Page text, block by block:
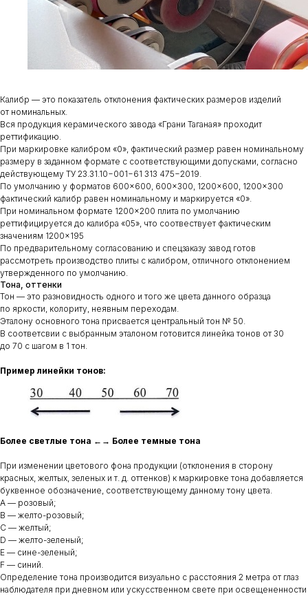
Калибр — это показатель отклонения фактических размеров изделий
от номинальных.
Вся продукция керамического завода «Грани Таганая» проходит
реттификацию.
При маркировке калибром «0», фактический размер равен номинальному
размеру в заданном формате с соответствующими допусками, согласно
действующему ТУ 23.31.10−001−61 313 475−2019.
По умолчанию у форматов 600×600, 600×300, 1200×600, 1200×300
фактический калибр равен номинальному и маркируется «0».
При номинальном формате 1200×200 плита по умолчанию
реттифицируется до калибра «05», что соотвествует фактическим
значениям 1200×195
По предварительному согласованию и спецзаказу завод готов
рассмотреть производство плиты с калибром, отличного отклонением
утвержденного по умолчанию.
Тона, оттенки
Тон — это разновидность одного и того же цвета данного образца
по яркости, колориту, неявным переходам.
Эталону основного тона присвается центральный тон № 50.
В соответсвии с выбранным эталоном готовится линейка тонов от 30
до 70 с шагом в 1 тон.
Пример линейки тонов:
Более светлые тона ←→ Более темные тона
При изменении цветового фона продукции (отклонения в сторону
красных, желтых, зеленых и т. д. оттенков) к маркировке тона добавляется
буквенное обозначение, соответствующему данному тону цвета.
A — розовый;
B — желто-розовый;
С — желтый;
D — желто-зеленый;
E — сине-зеленый;
F — синий.
Определение тона производится визуально с расстояния 2 метра от глаз
наблюдателя при дневном или ускусственном свете при освещененности